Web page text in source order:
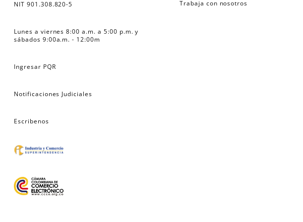
NIT 901.308.820-5
Lunes a viernes 8:00 a.m. a 5:00 p.m. y
sábados 9:00a.m. - 12:00m
Ingresar PQR
Notificaciones Judiciales
Escribenos
Trabaja con nosotros